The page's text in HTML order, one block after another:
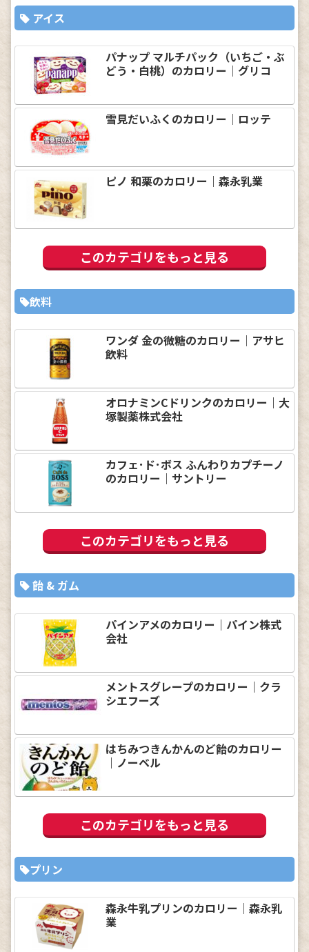
アイス
パナップ マルチパック（いちご・ぶ
どう・白桃）のカロリー｜グリコ
雪見だいふくのカロリー｜ロッテ
ピノ 和栗のカロリー｜森永乳業
このカテゴリをもっと見る
飲料
ワンダ 金の微糖のカロリー｜アサヒ
飲料
オロナミンCドリンクのカロリー｜大
塚製薬株式会社
カフェ･ド･ボス ふんわりカプチーノ
のカロリー｜サントリー
このカテゴリをもっと見る
飴 & ガム
パインアメのカロリー｜パイン株式
会社
メントスグレープのカロリー｜クラ
シエフーズ
はちみつきんかんのど飴のカロリー
｜ノーベル
このカテゴリをもっと見る
プリン
森永牛乳プリンのカロリー｜森永乳
業